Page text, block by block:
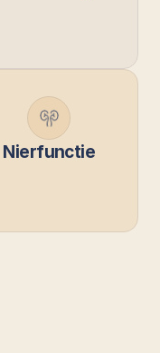
Nierfunctie